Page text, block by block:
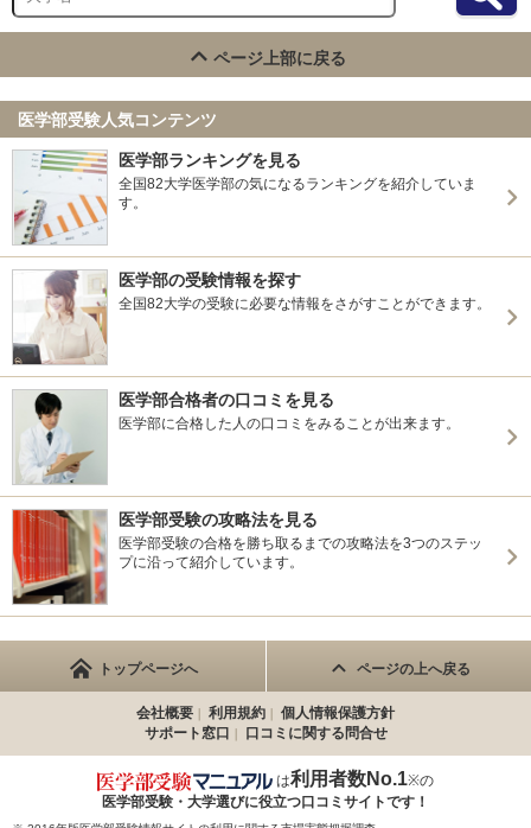
ページ上部に戻る
医学部受験人気コンテンツ
医学部ランキングを見る
全国82大学医学部の気になるランキングを紹介していま
す。
医学部の受験情報を探す
全国82大学の受験に必要な情報をさがすことができます。
医学部合格者の口コミを見る
医学部に合格した人の口コミをみることが出来ます。
医学部受験の攻略法を見る
医学部受験の合格を勝ち取るまでの攻略法を3つのステッ
プに沿って紹介しています。
トップページへ ページの上へ戻る
会社概要 利用規約
個人情報保護方針
サポート窓口
口コミに関する問合せ
は利用者数No.1※の
医学部受験・大学選びに役立つ口コミサイトです！